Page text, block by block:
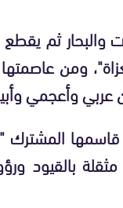
والبحار ثم
ومن
عربي وأعجمي
قاسمها
مثقلة